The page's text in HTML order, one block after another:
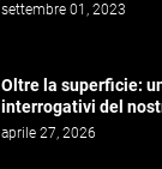
settembre 01, 2023
Oltre la superficie:
interrogativi del
aprile 27, 2026